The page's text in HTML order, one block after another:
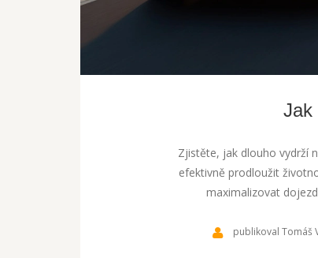
Jak
Zjistěte, jak dlouho vydrží
efektivně prodloužit
maximalizovat
publikoval Tomáš